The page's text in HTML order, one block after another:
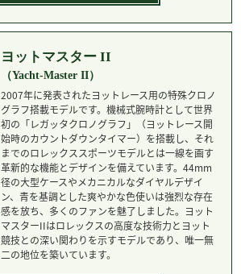
ヨットマスター II
（Yacht-Master II）
2007年に発表されたヨットレース用の特殊クロノ
グラフ搭載モデルです。機械式腕時計として世界
初の「レガッタクロノグラフ」（ヨットレース開
始時のカウントダウンタイマー）を搭載し、それ
までのロレックススポーツモデルとは一線を画す
革新的な機能とデザインを備えています。44mm
径の大型ケースやメカニカルなダイヤルデザイ
ン、青を基調とした爽やかな色使いは強烈な存在
感を放ち、多くのファンを魅了しました。ヨット
マスターIIはロレックスの高度な技術力とヨット
競技との深い関わりを示すモデルであり、唯一無
二の地位を築いています。